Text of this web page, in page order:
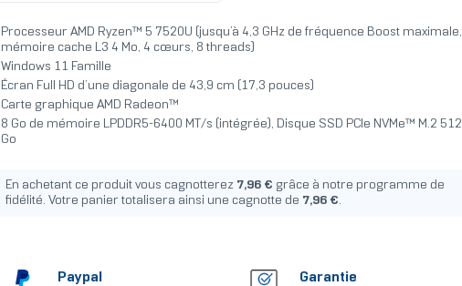
Processeur AMD Ryzen™ 5 7520U (jusqu’à 4,3 GHz de fréquence Boost maximale,
mémoire cache L3 4 Mo, 4 cœurs, 8 threads)
Windows 11 Famille
Écran Full HD d’une diagonale de 43,9 cm (17,3 pouces)
Carte graphique AMD Radeon™
8 Go de mémoire LPDDR5-6400 MT/s (intégrée), Disque SSD PCIe NVMe™ M.2 512
Go
En achetant ce produit vous cagnotterez 7,96 € grâce à notre programme de
fidélité. Votre panier totalisera ainsi une cagnotte de 7,96 €.
Paypal Garantie